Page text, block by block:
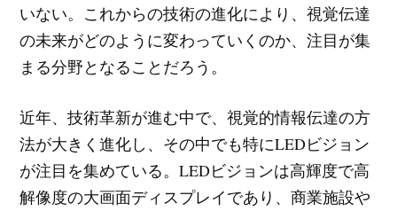
いない。これからの技術の進化により、視覚伝達
の未来がどのように変わっていくのか、注目が集
まる分野となることだろう。
近年、技術革新が進む中で、視覚的情報伝達の方
法が大きく進化し、その中でも特にLEDビジョン
が注目を集めている。LEDビジョンは高輝度で高
解像度の大画面ディスプレイであり、商業施設や